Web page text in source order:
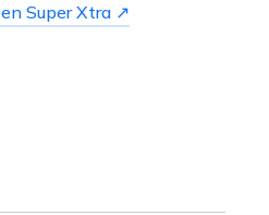
en Super Xtra ↗